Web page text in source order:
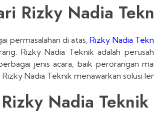
Rizky Nadia
permasalahan di atas,Rizky Nadia
Rizky Nadia Teknik adalah
jenis acara, baik perorangan
Rizky Nadia Teknik menawarkan solusi
Nadia Teknik